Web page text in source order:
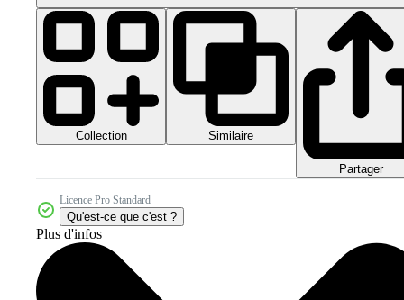
Collection Similaire
Partager
Licence Pro Standard
Qu'est-ce que c'est ?
Plus d'infos